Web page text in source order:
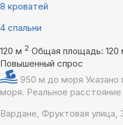
8 кроватей
4 спальни
120 м 2 Общая площадь: 120
Повышенный спрос
950 м до моря
моря. Реальное
Вардане, Фруктовая улица,